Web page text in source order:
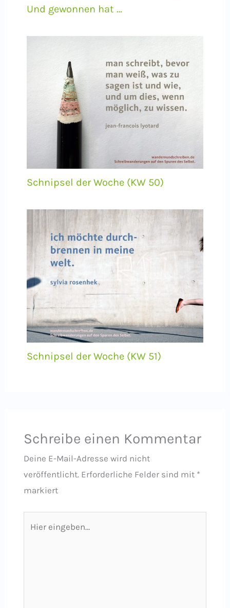
Und gewonnen hat …
Schnipsel der Woche (KW 50)
Schnipsel der Woche (KW 51)
Schreibe einen Kommentar
Deine E-Mail-Adresse wird nicht
veröffentlicht. Erforderliche Felder sind mit *
markiert
eingeben…